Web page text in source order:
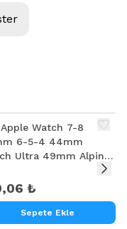
Watch 7-8
6-5-4 44mm
Ultra 49mm Alpine
₺
Sepete Ekle